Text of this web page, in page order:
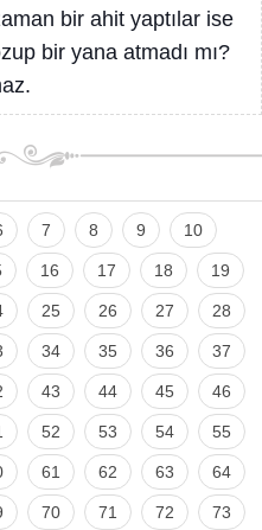
bir ahit yaptılar ise
bir yana atmadı mı?
7 8 9 10
16 17 18 19
25 26 27 28
34 35 36 37
43 44 45 46
52 53 54 55
61 62 63 64
70 71 72 73